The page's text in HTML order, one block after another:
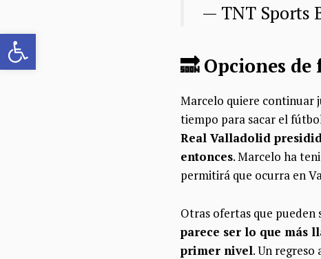
Abrir barra de herramientas
— TNT Sports
🔜 Opciones
Marcelo quiere continuar
tiempo para sacar el
Real Valladolid
entonces. Marcelo ha
permitirá que ocurra en
Otras ofertas que pueden
parece ser lo que más
primer nivel. Un